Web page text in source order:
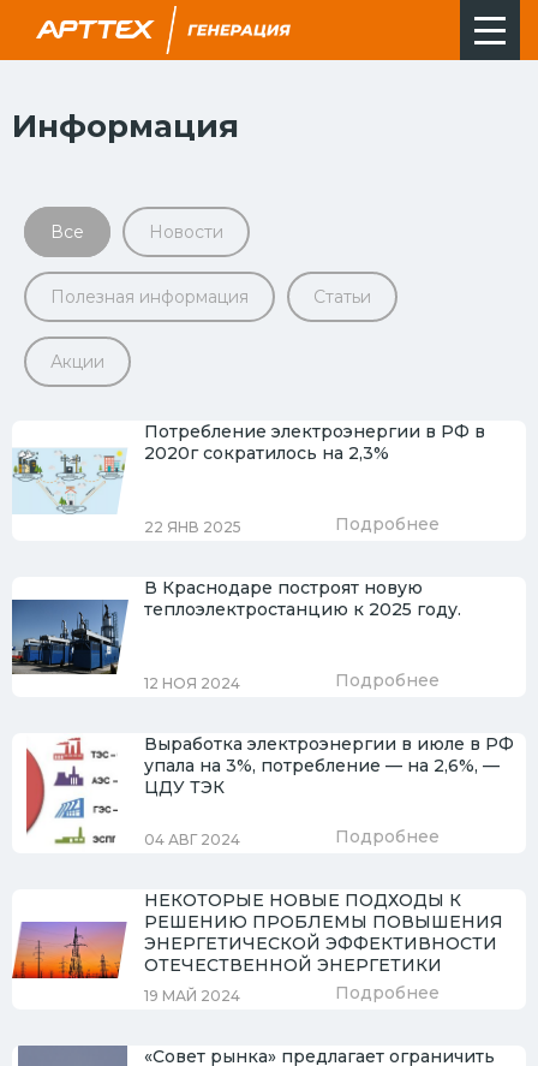
Информация
Все Новости
Полезная информация Статьи
Акции
Потребление электроэнергии в РФ в
2020г сократилось на 2,3%
22 ЯНВ 2025 Подробнее
В Краснодаре построят новую
теплоэлектростанцию к 2025 году.
12 НОЯ 2024 Подробнее
Выработка электроэнергии в июле в РФ
упала на 3%, потребление — на 2,6%, —
ЦДУ ТЭК
04 АВГ 2024 Подробнее
НЕКОТОРЫЕ НОВЫЕ ПОДХОДЫ К
РЕШЕНИЮ ПРОБЛЕМЫ ПОВЫШЕНИЯ
ЭНЕРГЕТИЧЕСКОЙ ЭФФЕКТИВНОСТИ
ОТЕЧЕСТВЕННОЙ ЭНЕРГЕТИКИ
19 МАЙ 2024 Подробнее
«Совет рынка» предлагает ограничить